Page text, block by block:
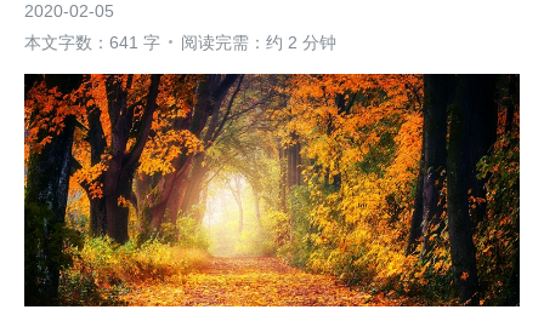
2020-02-05
本文字数：641 字
阅读完需：约 2 分钟